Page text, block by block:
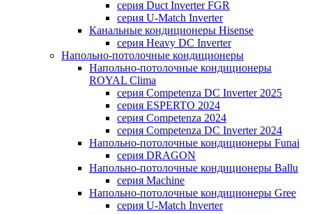
серия Duct Inverter FGR
серия U-Match Inverter
Канальные кондиционеры Hisense
серия Heavy DC Inverter
Напольно-потолочные кондиционеры
Напольно-потолочные кондиционеры
ROYAL Clima
серия Competenza DC Inverter 2025
серия ESPERTO 2024
серия Competenza 2024
серия Competenza DC Inverter 2024
Напольно-потолочные кондиционеры Funai
серия DRAGON
Напольно-потолочные кондиционеры Ballu
серия Machine
Напольно-потолочные кондиционеры Gree
серия U-Match Inverter